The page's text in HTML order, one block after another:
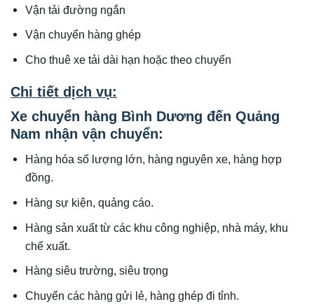
Vận tải đường ngắn
Vận chuyển hàng ghép
Cho thuê xe tải dài hạn hoặc theo chuyến
Chi tiết dịch vụ:
Xe chuyển hàng Bình Dương đến Quảng
Nam nhận vận chuyển:
Hàng hóa số lượng lớn, hàng nguyên xe, hàng hợp
đồng.
Hàng sự kiện, quảng cáo.
Hàng sản xuất từ các khu công nghiệp, nhà máy, khu
chế xuất.
Hàng siêu trường, siêu trọng
Chuyển các hàng gửi lẻ, hàng ghép đi tỉnh.